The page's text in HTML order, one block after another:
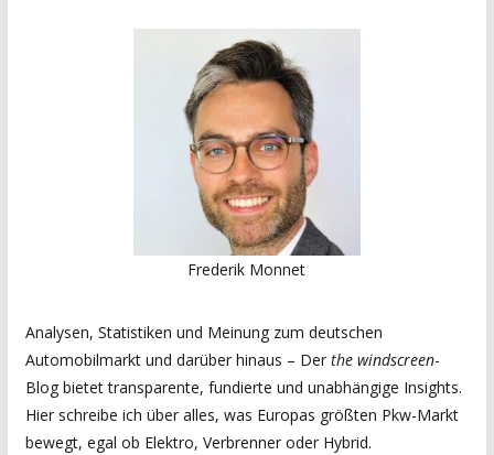
Frederik Monnet
Analysen, Statistiken und Meinung zum deutschen
Automobilmarkt und darüber hinaus – Der the windscreen-
Blog bietet transparente, fundierte und unabhängige Insights.
Hier schreibe ich über alles, was Europas größten Pkw-Markt
bewegt, egal ob Elektro, Verbrenner oder Hybrid.